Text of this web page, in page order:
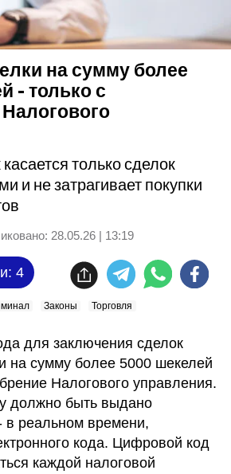
на сумму более
- только с
только сделок
и не затрагивает покупки
28.05.26 | 13:19
4
Законы Торговля
для заключения сделок
на сумму более 5000 шекелей
Налогового управления.
должно быть выдано
в реальном времени,
кода. Цифровой код
каждой налоговой